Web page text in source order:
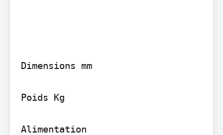
Dimensions mm
Poids Kg
Alimentation